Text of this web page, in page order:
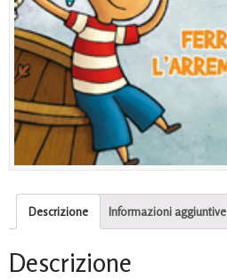
Descrizione Informazioni aggiuntive
Descrizione